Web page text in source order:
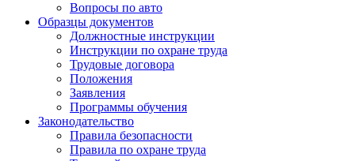
Вопросы по авто
Образцы документов
Должностные инструкции
Инструкции по охране труда
Трудовые договора
Положения
Заявления
Программы обучения
Законодательство
Правила безопасности
Правила по охране труда